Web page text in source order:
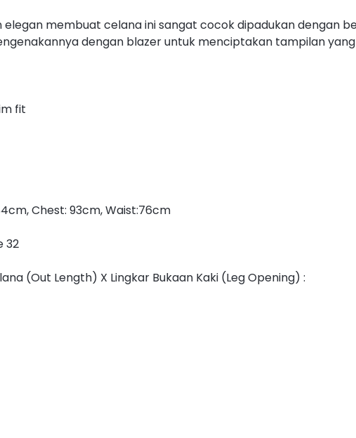
elegan membuat celana ini sangat cocok dipadukan dengan
dengan blazer untuk menciptakan tampilan
fit
Chest: 93cm, Waist:76cm
32
(Out Length) X Lingkar Bukaan Kaki (Leg Opening) :